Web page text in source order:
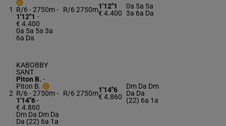
1
R/6 - 2750m-
1'12"1 -
€ 4.400
0a 5a 5a 3a
6a Da
R/6 2750m1'12"1
€ 4.400
0a 5a 5a
3a 6a Da
2
KABOBBY
SANT
Piton B. -
Piton B.
R/6 - 2750m-
1'14"6-
€ 4.860
Dm Da Dm Da
Da (22) 6a 1a
R/6 2750m1'14"6
€ 4.860
Dm Da Dm
Da Da
(22) 6a 1a